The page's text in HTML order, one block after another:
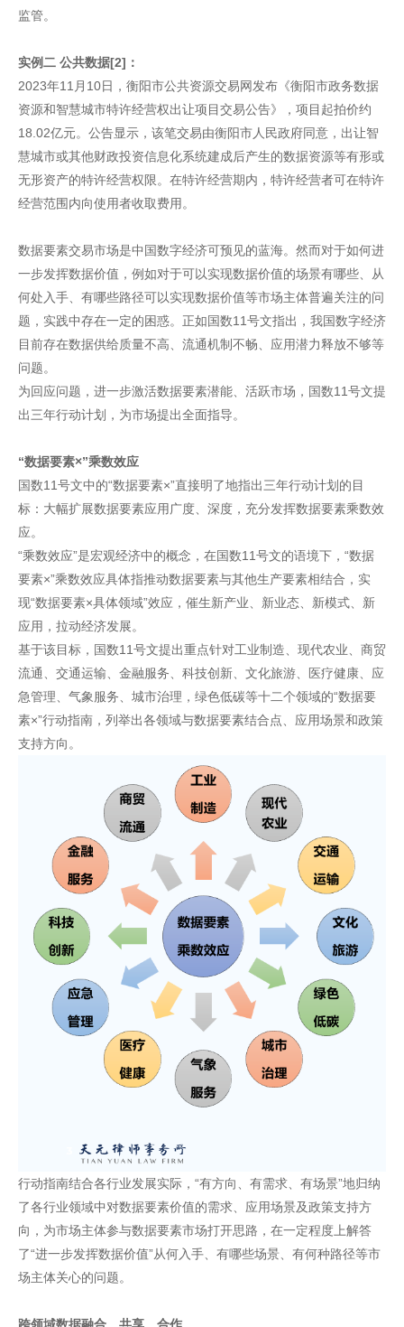
监管。
实例二 公共数据[2]：
2023年11月10日，衡阳市公共资源交易网发布《衡阳市政务数据
资源和智慧城市特许经营权出让项目交易公告》，项目起拍价约
18.02亿元。公告显示，该笔交易由衡阳市人民政府同意，出让智
慧城市或其他财政投资信息化系统建成后产生的数据资源等有形或
无形资产的特许经营权限。在特许经营期内，特许经营者可在特许
经营范围内向使用者收取费用。
数据要素交易市场是中国数字经济可预见的蓝海。然而对于如何进
一步发挥数据价值，例如对于可以实现数据价值的场景有哪些、从
何处入手、有哪些路径可以实现数据价值等市场主体普遍关注的问
题，实践中存在一定的困惑。正如国数11号文指出，我国数字经济
目前存在数据供给质量不高、流通机制不畅、应用潜力释放不够等
问题。
为回应问题，进一步激活数据要素潜能、活跃市场，国数11号文提
出三年行动计划，为市场提出全面指导。
“数据要素×”乘数效应
国数11号文中的“数据要素×”直接明了地指出三年行动计划的目
标：大幅扩展数据要素应用广度、深度，充分发挥数据要素乘数效
应。
“乘数效应”是宏观经济中的概念，在国数11号文的语境下，“数据
要素×”乘数效应具体指推动数据要素与其他生产要素相结合，实
现“数据要素×具体领域”效应，催生新产业、新业态、新模式、新
应用，拉动经济发展。
基于该目标，国数11号文提出重点针对工业制造、现代农业、商贸
流通、交通运输、金融服务、科技创新、文化旅游、医疗健康、应
急管理、气象服务、城市治理，绿色低碳等十二个领域的“数据要
素×”行动指南，列举出各领域与数据要素结合点、应用场景和政策
支持方向。
行动指南结合各行业发展实际，“有方向、有需求、有场景”地归纳
了各行业领域中对数据要素价值的需求、应用场景及政策支持方
向，为市场主体参与数据要素市场打开思路，在一定程度上解答
了“进一步发挥数据价值”从何入手、有哪些场景、有何种路径等市
场主体关心的问题。